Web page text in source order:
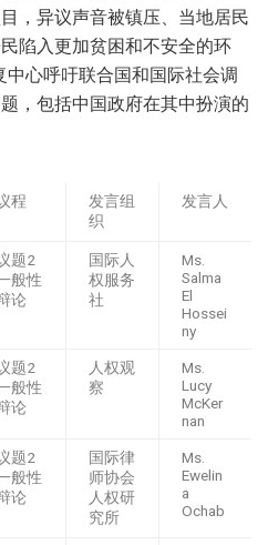
，异议声音被镇压、当地居民
陷入更加贫困和不安全的环
中心呼吁联合国和国际社会调
，包括中国政府在其中扮演的
程
发言组
织
发言人
题2
般性
论
国际人
权服务
社
Ms.
Salma
El
Hossei
ny
题2
般性
论
人权观
察
Ms.
Lucy
McKer
nan
题2
般性
论
国际律
师协会
人权研
究所
Ms.
Ewelin
a
Ochab